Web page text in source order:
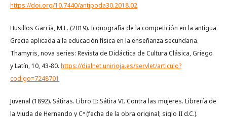
https://doi.org/10.7440/antipoda30.2018.02
Husillos García, M.L. (2019). Iconografía de la competición en la antigua
Grecia aplicada a la educación física en la enseñanza secundaria.
Thamyris, nova series: Revista de Didáctica de Cultura Clásica, Griego
y Latín, 10, 43-80. https://dialnet.unirioja.es/servlet/articulo?
codigo=7248701
Juvenal (1892). Sátiras. Libro II: Sátira VI. Contra las mujeres. Librería de
la Viuda de Hernando y Cª (fecha de la obra original; siglo II d.C.).